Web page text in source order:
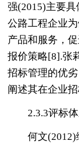
强(2015)主要
公路工程企业
产品和服务，
报价策略[8].张
招标管理的优
阐述其在企业
2.3.3评标
何文